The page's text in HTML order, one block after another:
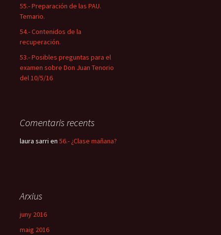
55.- Preparación de las PAU.
Temario.
54.- Contenidos de la
recuperación.
53.- Posibles preguntas para el
examen sobre Don Juan Tenorio
del 10/5/16
Comentaris recents
laura sarri en 56.- ¿Clase mañana?
Arxius
juny 2016
maig 2016